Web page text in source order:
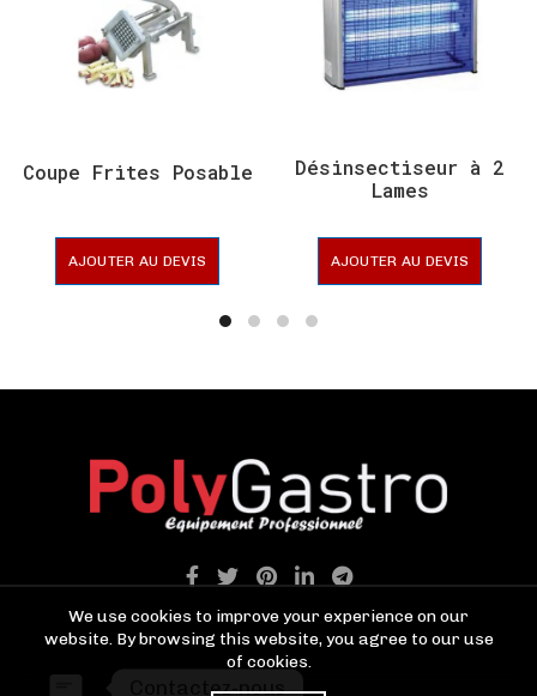
Coupe Frites Posable
AJOUTER AU DEVIS
Désinsectiseur à 2
Lames
AJOUTER AU DEVIS
We use cookies to improve your experience on our
website. By browsing this website, you agree to our use
of cookies.
Contactez-nous